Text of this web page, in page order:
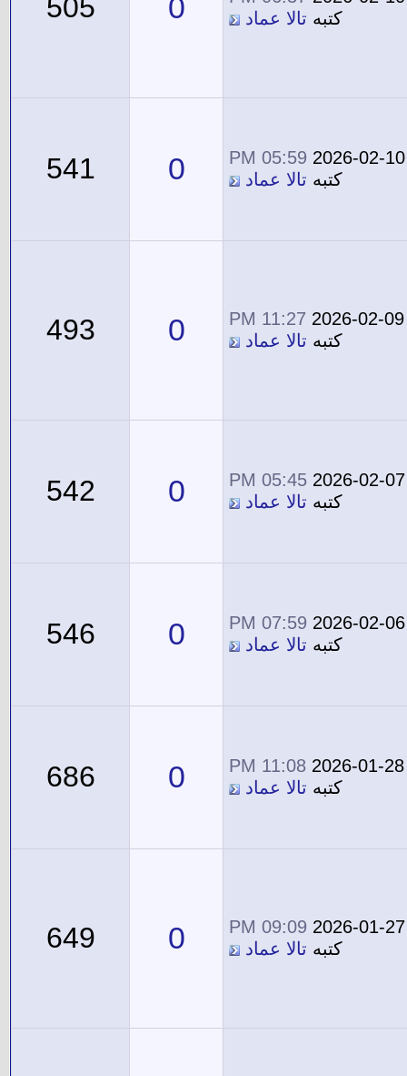
كتبه تالا عماد 0
505
2026-02-10
05:59 PM
كتبه تالا عماد 0
541
2026-02-09
11:27 PM
كتبه تالا عماد 0
493
2026-02-07
05:45 PM
كتبه تالا عماد 0
542
2026-02-06
07:59 PM
كتبه تالا عماد 0
546
2026-01-28
11:08 PM
كتبه تالا عماد 0
686
2026-01-27
09:09 PM
كتبه تالا عماد 0
649